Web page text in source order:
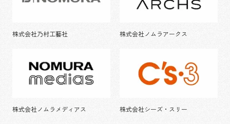
株式会社乃村工藝社 株式会社ノムラアークス
株式会社ノムラメディアス 株式会社シーズ・スリー